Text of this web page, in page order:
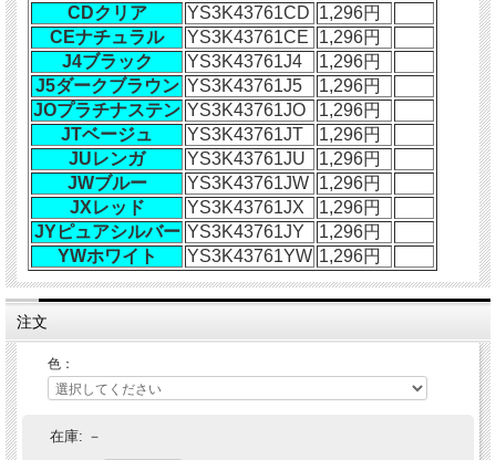
CDクリア
YS3K43761CD 1,296円
CEナチュラル
YS3K43761CE
1,296円
J4ブラック
YS3K43761J4
1,296円
J5ダークブラウン YS3K43761J5
1,296円
JOプラチナステン YS3K43761JO
1,296円
JTベージュ
YS3K43761JT
1,296円
JUレンガ
YS3K43761JU
1,296円
JWブルー
YS3K43761JW 1,296円
JXレッド
YS3K43761JX
1,296円
JYピュアシルバー YS3K43761JY
1,296円
YWホワイト
YS3K43761YW 1,296円
注文
色：
在庫: －